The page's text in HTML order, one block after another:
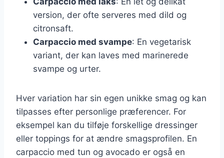
version, der ofte serveres med dild og
citronsaft.
Carpaccio med svampe: En vegetarisk
variant, der kan laves med marinerede
svampe og urter.
Hver variation har sin egen unikke smag og kan
tilpasses efter personlige præferencer. For
eksempel kan du tilføje forskellige dressinger
eller toppings for at ændre smagsprofilen. En
carpaccio med tun og avocado er også en